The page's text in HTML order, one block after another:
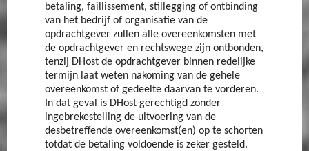
betaling, faillissement, stillegging of ontbinding
van het bedrijf of organisatie van de
opdrachtgever zullen alle overeenkomsten met
de opdrachtgever en rechtswege zijn ontbonden,
tenzij DHost de opdrachtgever binnen redelijke
termijn laat weten nakoming van de gehele
overeenkomst of gedeelte daarvan te vorderen.
In dat geval is DHost gerechtigd zonder
ingebrekestelling de uitvoering van de
desbetreffende overeenkomst(en) op te schorten
totdat de betaling voldoende is zeker gesteld.